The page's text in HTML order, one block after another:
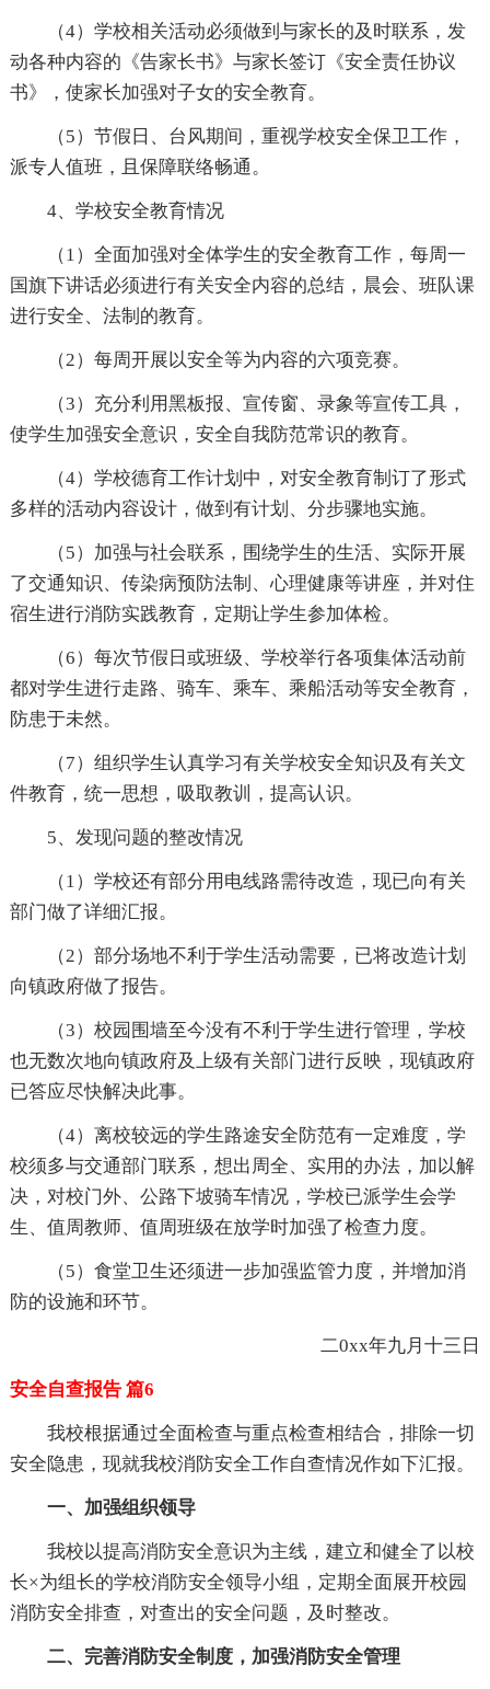
（4）学校相关活动必须做到与家长的及时联系，发
动各种内容的《告家长书》与家长签订《安全责任协议
书》，使家长加强对子女的安全教育。
（5）节假日、台风期间，重视学校安全保卫工作，
派专人值班，且保障联络畅通。
4、学校安全教育情况
（1）全面加强对全体学生的安全教育工作，每周一
国旗下讲话必须进行有关安全内容的总结，晨会、班队课
进行安全、法制的教育。
（2）每周开展以安全等为内容的六项竞赛。
（3）充分利用黑板报、宣传窗、录象等宣传工具，
使学生加强安全意识，安全自我防范常识的教育。
（4）学校德育工作计划中，对安全教育制订了形式
多样的活动内容设计，做到有计划、分步骤地实施。
（5）加强与社会联系，围绕学生的生活、实际开展
了交通知识、传染病预防法制、心理健康等讲座，并对住
宿生进行消防实践教育，定期让学生参加体检。
（6）每次节假日或班级、学校举行各项集体活动前
都对学生进行走路、骑车、乘车、乘船活动等安全教育，
防患于未然。
（7）组织学生认真学习有关学校安全知识及有关文
件教育，统一思想，吸取教训，提高认识。
5、发现问题的整改情况
（1）学校还有部分用电线路需待改造，现已向有关
部门做了详细汇报。
（2）部分场地不利于学生活动需要，已将改造计划
向镇政府做了报告。
（3）校园围墙至今没有不利于学生进行管理，学校
也无数次地向镇政府及上级有关部门进行反映，现镇政府
已答应尽快解决此事。
（4）离校较远的学生路途安全防范有一定难度，学
校须多与交通部门联系，想出周全、实用的办法，加以解
决，对校门外、公路下坡骑车情况，学校已派学生会学
生、值周教师、值周班级在放学时加强了检查力度。
（5）食堂卫生还须进一步加强监管力度，并增加消
防的设施和环节。
二0xx年九月十三日
安全自查报告 篇6
我校根据通过全面检查与重点检查相结合，排除一切
安全隐患，现就我校消防安全工作自查情况作如下汇报。
一、加强组织领导
我校以提高消防安全意识为主线，建立和健全了以校
长×为组长的学校消防安全领导小组，定期全面展开校园
消防安全排查，对查出的安全问题，及时整改。
二、完善消防安全制度，加强消防安全管理